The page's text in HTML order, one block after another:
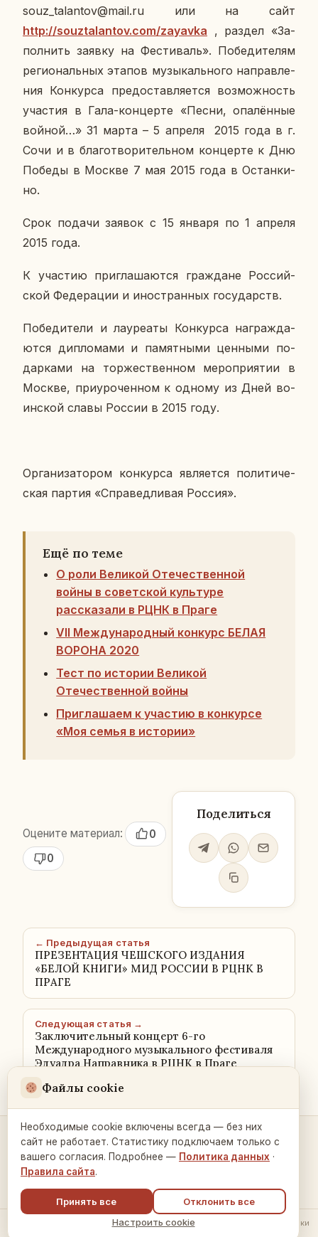
souz_talantov@mail.ru или на сайт
http://souztalantov.com/zayavka , раздел «За­
пол­нить заявку на Фе­сти­валь». По­бе­ди­те­лям
ре­ги­о­наль­ных этапов му­зы­каль­но­го на­прав­ле­
ния Кон­кур­са предо­став­ля­ет­ся воз­мож­ность
уча­стия в Гала-кон­цер­те «Песни, опа­лён­ные
войной…» 31 марта – 5 апреля 2015 года в г.
Сочи и в бла­го­тво­ри­тель­ном кон­цер­те к Дню
Победы в Москве 7 мая 2015 года в Остан­ки­
но.
Срок подачи заявок с 15 января по 1 апреля
2015 года.
К уча­стию при­гла­ша­ют­ся граж­дане Рос­сий­
ской Фе­де­ра­ции и ино­стран­ных го­су­дарств.
По­бе­ди­те­ли и ла­у­ре­а­ты Кон­кур­са на­граж­да­
ют­ся ди­пло­ма­ми и па­мят­ны­ми цен­ны­ми по­
дар­ка­ми на тор­же­ствен­ном ме­ро­при­я­тии в
Москве, при­уро­чен­ном к одному из Дней во­
ин­ской славы России в 2015 году.
Ор­га­ни­за­то­ром кон­кур­са яв­ля­ет­ся по­ли­ти­че­
ская партия «Спра­вед­ли­вая Россия».
Ещё по теме
О роли Великой Отечественной
войны в советской культуре
рассказали в РЦНК в Праге
VII Международный конкурс БЕЛАЯ
ВОРОНА 2020
Тест по истории Великой
Отечественной войны
Приглашаем к участию в конкурсе
«Моя семья в истории»
Оцените материал:
0
0
Поделиться
← Предыдущая статья
ПРЕЗЕНТАЦИЯ ЧЕШСКОГО ИЗДАНИЯ
«БЕЛОЙ КНИГИ» МИД РОССИИ В РЦНК В
ПРАГЕ
Следующая статья →
Заключительный концерт 6-го
Международного музыкального фестиваля
Эдуадра Направника в РЦНК в Праге
Контакты и связь →
© 2026 Русский Дом в Праге ·Политика обработки данных
Настройки
Файлы cookie
Необходимые cookie включены всегда — без них
сайт не работает. Статистику подключаем только с
вашего согласия. Подробнее — Политика данных ·
Правила сайта.
Принять все
Отклонить все
Настроить cookie